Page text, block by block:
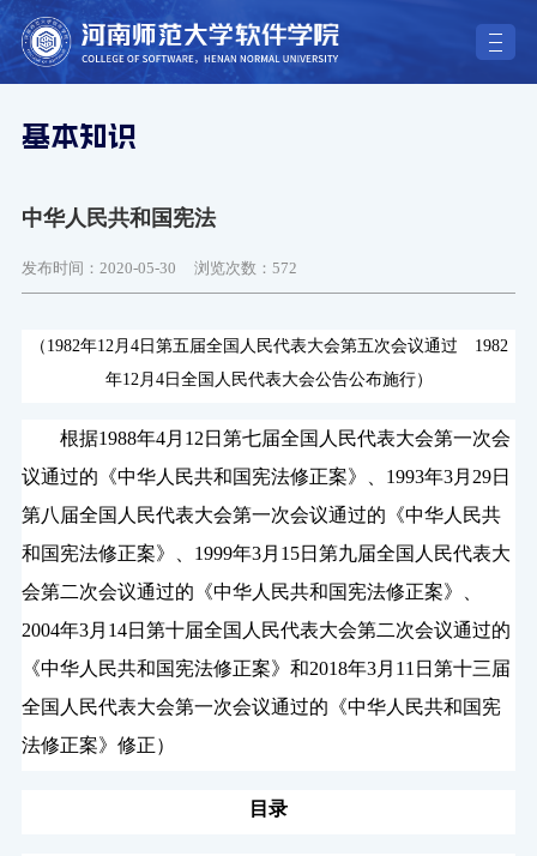
基本知识
中华人民共和国宪法
发布时间：2020-05-30 浏览次数： 572
（1982年12月4日第五届全国人民代表大会第五次会议通过 1982
年12月4日全国人民代表大会公告公布施行）
根据1988年4月12日第七届全国人民代表大会第一次会
议通过的《中华人民共和国宪法修正案》、1993年3月29日
第八届全国人民代表大会第一次会议通过的《中华人民共
和国宪法修正案》、1999年3月15日第九届全国人民代表大
会第二次会议通过的《中华人民共和国宪法修正案》、
2004年3月14日第十届全国人民代表大会第二次会议通过的
《中华人民共和国宪法修正案》和2018年3月11日第十三届
全国人民代表大会第一次会议通过的《中华人民共和国宪
法修正案》修正）
目录